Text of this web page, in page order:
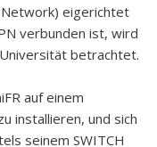
Network) eigerichtet
verbunden ist, wird
betrachtet.
auf einem
installieren, und sich
seinem SWITCH